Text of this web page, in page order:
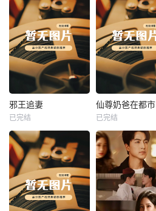
热播
邪王追妻
未知
邪王追妻
已完结
热播
未知
仙尊奶爸在都市
已完结